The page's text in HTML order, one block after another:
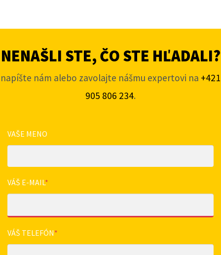
NENAŠLI STE, ČO STE HĽADALI?
napíšte nám alebo zavolajte nášmu expertovi na +421
905 806 234.
VAŠE MENO
VÁŠ E-MAIL*
VÁŠ TELEFÓN*